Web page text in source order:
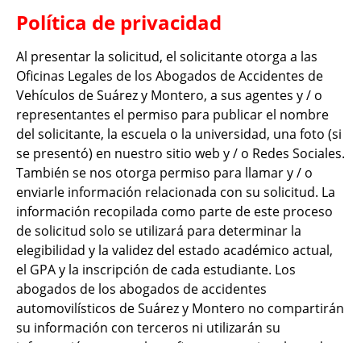
Política de privacidad
Al presentar la solicitud, el solicitante otorga a las
Oficinas Legales de los Abogados de Accidentes de
Vehículos de Suárez y Montero, a sus agentes y / o
representantes el permiso para publicar el nombre
del solicitante, la escuela o la universidad, una foto (si
se presentó) en nuestro sitio web y / o Redes Sociales.
También se nos otorga permiso para llamar y / o
enviarle información relacionada con su solicitud. La
información recopilada como parte de este proceso
de solicitud solo se utilizará para determinar la
elegibilidad y la validez del estado académico actual,
el GPA y la inscripción de cada estudiante. Los
abogados de los abogados de accidentes
automovilísticos de Suárez y Montero no compartirán
su información con terceros ni utilizarán su